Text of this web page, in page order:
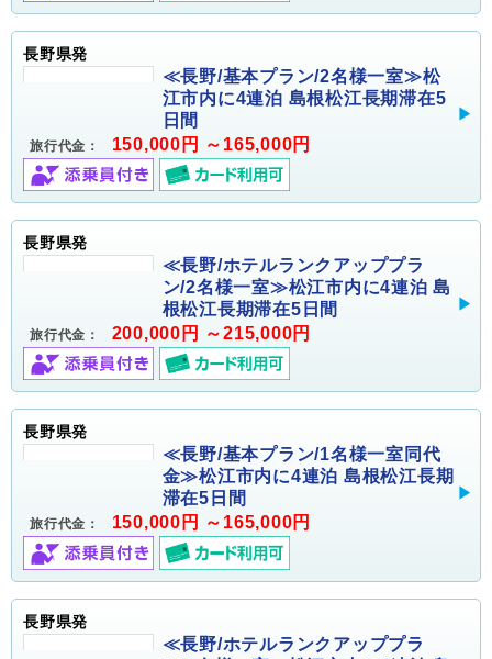
長野県発
≪長野/基本プラン/2名様一室≫松
江市内に4連泊 島根松江長期滞在5
日間
旅行代金： 150,000円 ～165,000円
長野県発
≪長野/ホテルランクアッププラ
ン/2名様一室≫松江市内に4連泊 島
根松江長期滞在5日間
旅行代金： 200,000円 ～215,000円
長野県発
≪長野/基本プラン/1名様一室同代
金≫松江市内に4連泊 島根松江長期
滞在5日間
旅行代金： 150,000円 ～165,000円
長野県発
≪長野/ホテルランクアッププラ